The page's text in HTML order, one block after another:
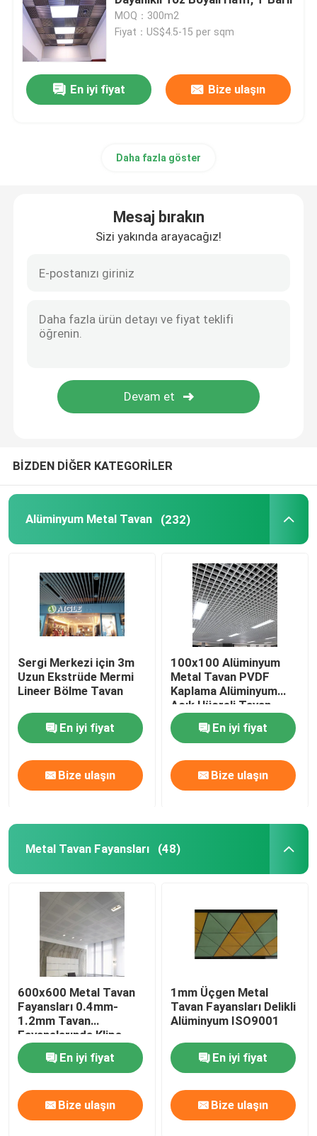
Alüminyum Metal Tavan
Metal Tavan Fayansları
Kompozit Sandviç Panel
Delikli Metal Panel
Asma tavan aksesuarları
Alüminyum Güneşlik Panjuru
Tavan Hava difüzörü
Tavan Erişim paneli
MOQ：300m2
Fiyat：US$4.5-15 per sqm
En iyi fiyat Bize ulaşın
Daha fazla göster
Mesaj bırakın
Sizi yakında arayacağız!
BİZDEN DİĞER KATEGORİLER
Alüminyum Metal Tavan (232)
Sergi Merkezi için 3m
Uzun Ekstrüde Mermi
Lineer Bölme Tavan
En iyi fiyat
Bize ulaşın
100x100 Alüminyum
Metal Tavan PVDF
Kaplama Alüminyum
Açık Hücreli Tavan
En iyi fiyat
Bize ulaşın
Metal Tavan Fayansları (48)
600x600 Metal Tavan
Fayansları 0.4mm-
1.2mm Tavan
Fayanslarında Klips
En iyi fiyat
Bize ulaşın
1mm Üçgen Metal
Tavan Fayansları Delikli
Alüminyum ISO9001
En iyi fiyat
Bize ulaşın